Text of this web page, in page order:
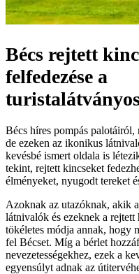
Bécs rejtett
felfedezése a
Bécs híres pompás
de ezeken az ikonikus
kevésbé ismert oldala is
tekint, rejtett kincseket
élményeket, nyugodt tereket
Azoknak az utazóknak, akik a
látnivalók és ezeknek a rejtett
tökéletes módja annak, hogy
fel Bécset. Míg a bérlet
nevezetességekhez, ezek a
egyensúlyt adnak az